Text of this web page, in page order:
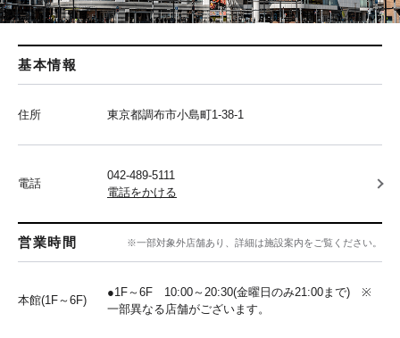
基本情報
住所 東京都調布市小島町1-38-1
電話
042-489-5111
電話をかける
営業時間 ※一部対象外店舗あり、詳細は施設案内をご覧ください。
本館(1F～6F)
●1F～6F 10:00～20:30(金曜日のみ21:00まで) ※
一部異なる店舗がございます。